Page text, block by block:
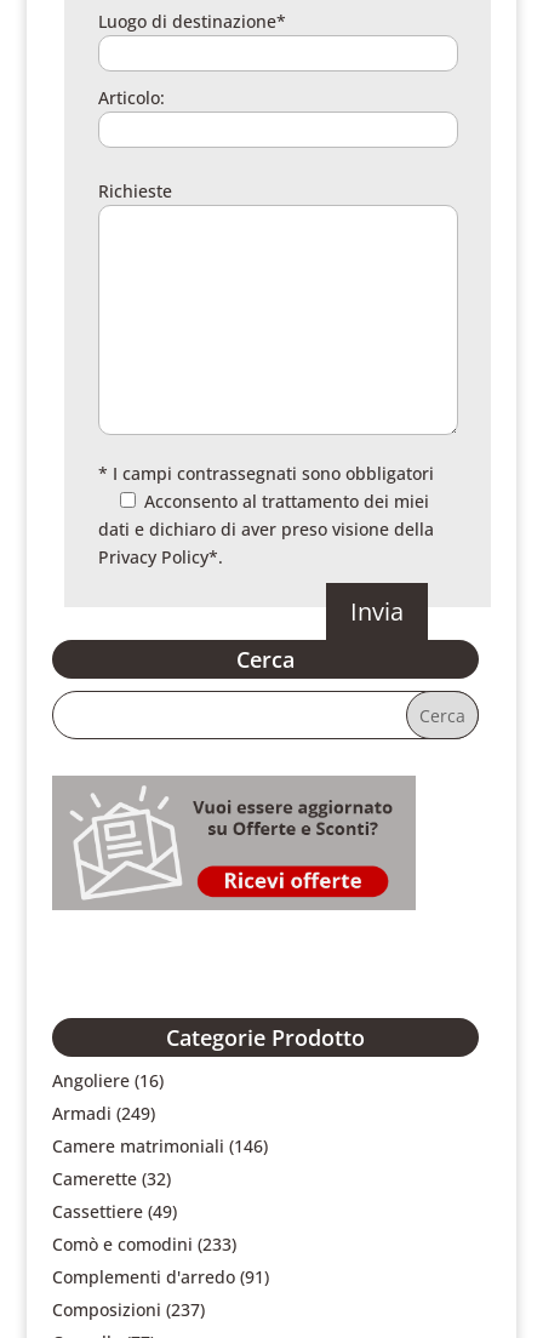
Luogo di destinazione*
Articolo:
Richieste
* I campi contrassegnati sono obbligatori
Acconsento al trattamento dei miei
dati e dichiaro di aver preso visione della
Privacy Policy*.
Cerca
Categorie Prodotto
Angoliere (16)
Armadi (249)
Camere matrimoniali (146)
Camerette (32)
Cassettiere (49)
Comò e comodini (233)
Complementi d'arredo (91)
Composizioni (237)